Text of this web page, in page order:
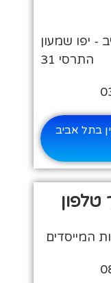
יפו שמעון
התרסי 31
בתל אביב
המייסדים